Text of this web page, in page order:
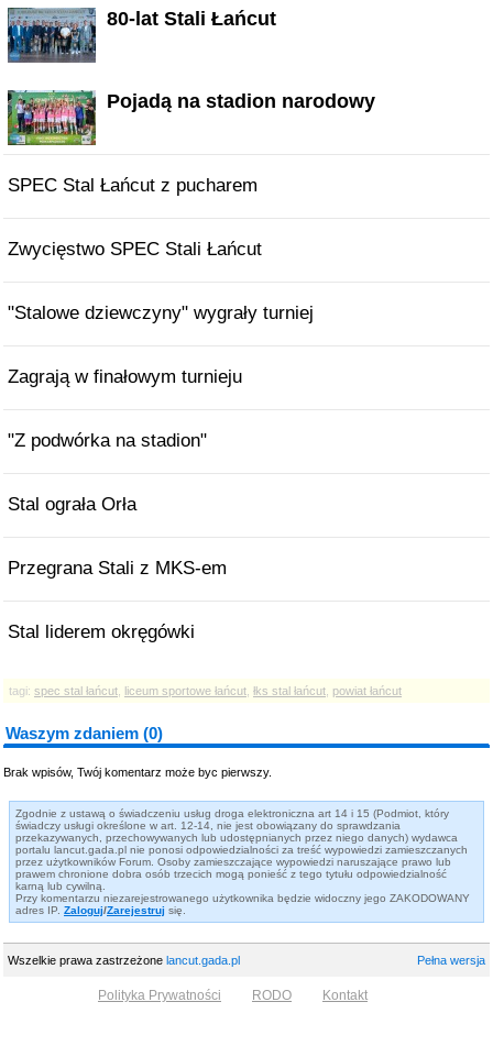
80-lat Stali Łańcut
Pojadą na stadion narodowy
SPEC Stal Łańcut z pucharem
Zwycięstwo SPEC Stali Łańcut
"Stalowe dziewczyny" wygrały turniej
Zagrają w finałowym turnieju
"Z podwórka na stadion"
Stal ograła Orła
Przegrana Stali z MKS-em
Stal liderem okręgówki
tagi: spec stal łańcut, liceum sportowe łańcut, łks stal łańcut, powiat łańcut
Waszym zdaniem (0)
Brak wpisów, Twój komentarz może byc pierwszy.
Zgodnie z ustawą o świadczeniu usług droga elektroniczna art 14 i 15 (Podmiot, który
świadczy usługi określone w art. 12-14, nie jest obowiązany do sprawdzania
przekazywanych, przechowywanych lub udostępnianych przez niego danych) wydawca
portalu lancut.gada.pl nie ponosi odpowiedzialności za treść wypowiedzi zamieszczanych
przez użytkowników Forum. Osoby zamieszczające wypowiedzi naruszające prawo lub
prawem chronione dobra osób trzecich mogą ponieść z tego tytułu odpowiedzialność
karną lub cywilną.
Przy komentarzu niezarejestrowanego użytkownika będzie widoczny jego ZAKODOWANY
adres IP. Zaloguj/Zarejestruj się.
Wszelkie prawa zastrzeżone lancut.gada.pl Pełna wersja
Polityka Prywatności RODO Kontakt